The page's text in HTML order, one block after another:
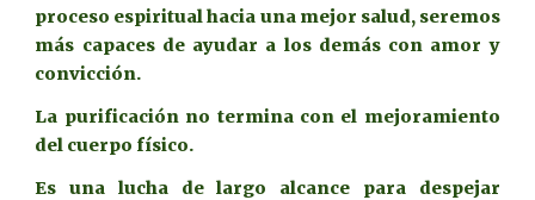
proceso espiritual hacia una mejor salud, seremos
más capaces de ayudar a los demás con amor y
convicción.
La purificación no termina con el mejoramiento
del cuerpo físico.
Es una lucha de largo alcance para despejar